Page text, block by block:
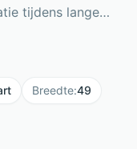
tijdens lange
met polyester
De onderrugsteun,
helpen bij een
Breedte:49